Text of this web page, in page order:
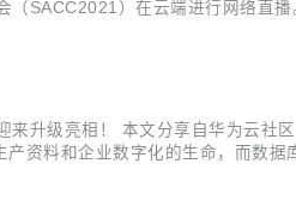
SACC2021）在云端进行网络直
升级亮相！ 本文分享自华为云社
资料和企业数字化的生命，而数据